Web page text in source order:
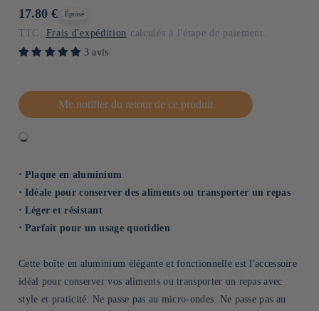
Prix
17.80 € Épuisé
TTC. Frais d'expédition calculés à l'étape de paiement.
3 avis
Me notifier du retour de ce produit
⋅ Plaque en aluminium
⋅ Idéale pour conserver des aliments ou transporter un repas
⋅ Léger et résistant
⋅ Parfait pour un usage quotidien
Cette boîte en aluminium élégante et fonctionnelle est l'accessoire
idéal pour conserver vos aliments ou transporter un repas avec
style et praticité. Ne passe pas au micro-ondes. Ne passe pas au